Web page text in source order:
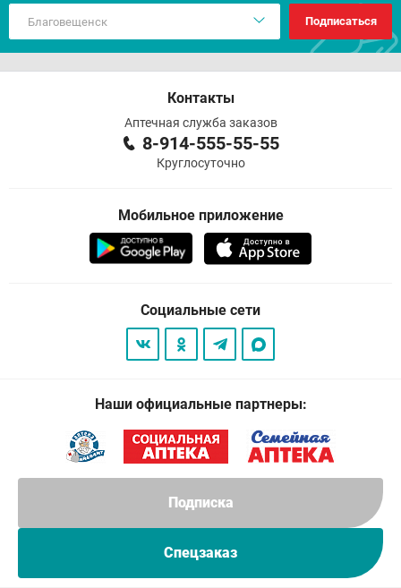
Подписка
Спецзаказ
Подписаться
Контакты
Аптечная служба заказов
8-914-555-55-55
Круглосуточно
Мобильное приложение
Социальные сети
Наши официальные партнеры: